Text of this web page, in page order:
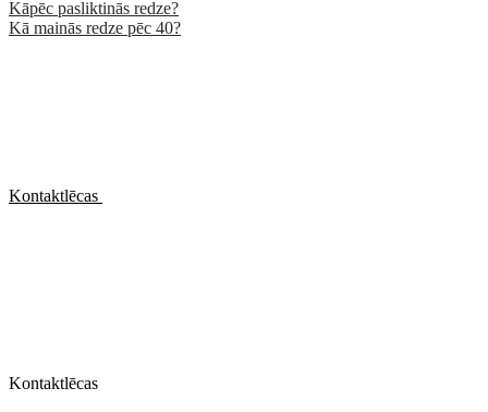
Kāpēc pasliktinās redze?
Kā mainās redze pēc 40?
Kontaktlēcas
Kontaktlēcas